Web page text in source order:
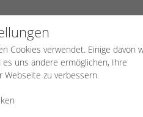
URLAUB, DEINE
Cookies verwendet. Einige davon
uns andere ermöglichen, Ihre
Webseite zu verbessern.